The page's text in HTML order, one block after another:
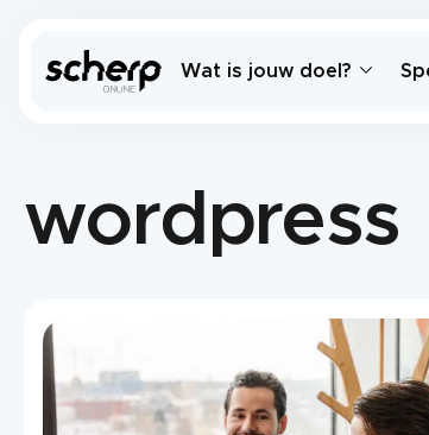
Wat is jouw doel?
wordpress